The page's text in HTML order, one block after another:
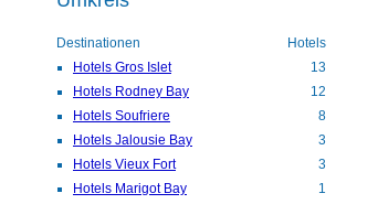
Destinationen
Hotels
Hotels Gros Islet
13
Hotels Rodney Bay
12
Hotels Soufriere
8
Hotels Jalousie Bay
3
Hotels Vieux Fort
3
Hotels Marigot Bay
1